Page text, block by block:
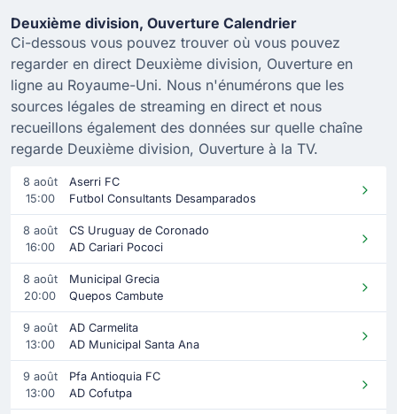
Deuxième division, Ouverture Calendrier
Ci-dessous vous pouvez trouver où vous pouvez
regarder en direct Deuxième division, Ouverture en
ligne au Royaume-Uni. Nous n'énumérons que les
sources légales de streaming en direct et nous
recueillons également des données sur quelle chaîne
regarde Deuxième division, Ouverture à la TV.
8 août
15:00
Aserri FC
Futbol Consultants Desamparados
8 août
16:00
CS Uruguay de Coronado
AD Cariari Pococi
8 août
20:00
Municipal Grecia
Quepos Cambute
9 août
13:00
AD Carmelita
AD Municipal Santa Ana
9 août
13:00
Pfa Antioquia FC
AD Cofutpa